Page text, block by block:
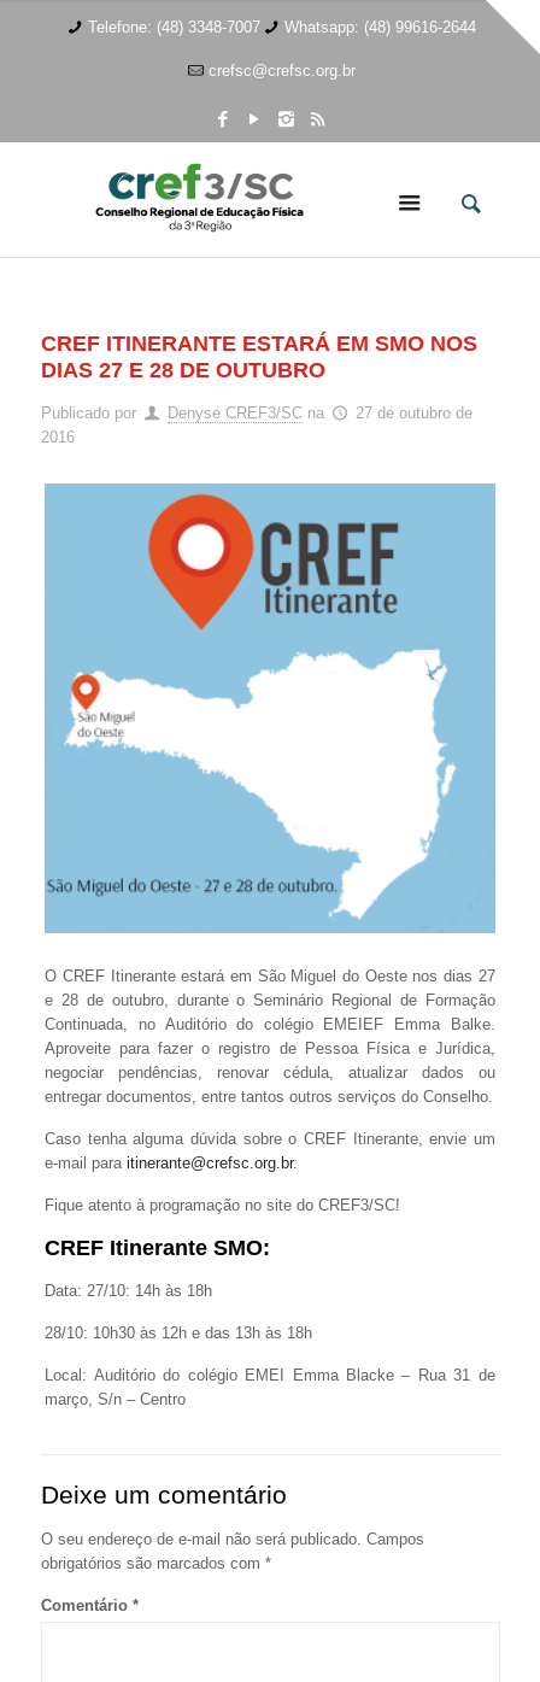
Telefone: (48) 3348-7007 Whatsapp: (48) 99616-2644
crefsc@crefsc.org.br
CREF ITINERANTE ESTARÁ EM SMO NOS
DIAS 27 E 28 DE OUTUBRO
Publicado por Denyse CREF3/SC na
27 de outubro de
2016
O CREF Itinerante estará em São Miguel do Oeste nos dias 27
e 28 de outubro, durante o Seminário Regional de Formação
Continuada, no Auditório do colégio EMEIEF Emma Balke.
Aproveite para fazer o registro de Pessoa Física e Jurídica,
negociar pendências, renovar cédula, atualizar dados ou
entregar documentos, entre tantos outros serviços do Conselho.
Caso tenha alguma dúvida sobre o CREF Itinerante, envie um
e-mail paraitinerante@crefsc.org.br.
Fique atento à programação no site do CREF3/SC!
CREF Itinerante SMO:
Data: 27/10: 14h às 18h
28/10: 10h30 às 12h e das 13h às 18h
Local: Auditório do colégio EMEI Emma Blacke – Rua 31 de
março, S/n – Centro
Deixe um comentário
O seu endereço de e-mail não será publicado. Campos
obrigatórios são marcados com *
Comentário *